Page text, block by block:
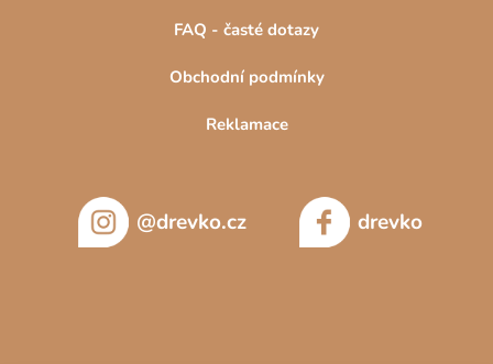
FAQ - časté dotazy
Obchodní podmínky
Reklamace
@drevko.cz drevko